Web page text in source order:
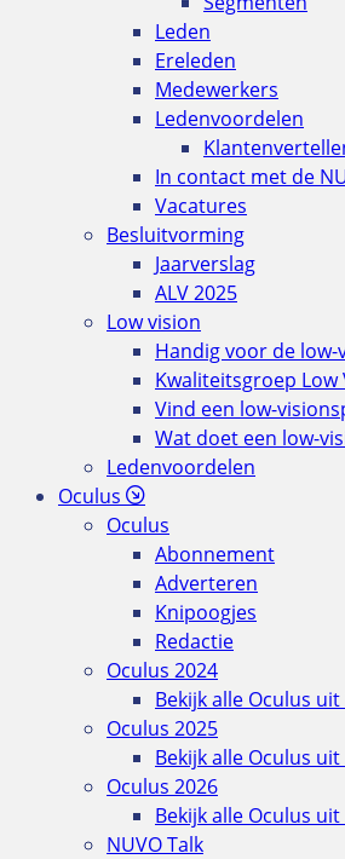
Leden
Ereleden
Medewerkers
Ledenvoordelen
In contact met de
Vacatures
Besluitvorming
Jaarverslag
ALV 2025
Low vision
Handig voor de
Kwaliteitsgroep Low
Vind een low-
Wat doet een low-
Ledenvoordelen
Oculus
Oculus
Abonnement
Adverteren
Knipoogjes
Redactie
Oculus 2024
Bekijk alle Oculus uit
Oculus 2025
Bekijk alle Oculus uit
Oculus 2026
Bekijk alle Oculus uit
NUVO Talk